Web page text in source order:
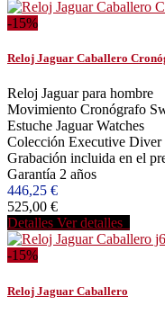
-15%
Reloj Jaguar Caballero
Reloj Jaguar para hombre
Movimiento Cronógrafo
Estuche Jaguar Watches
Colección Executive Diver
Grabación incluida en el
Garantía 2 años
446,25 €
525,00 €
Detalles Ver detalles
-15%
Reloj Jaguar Caballero